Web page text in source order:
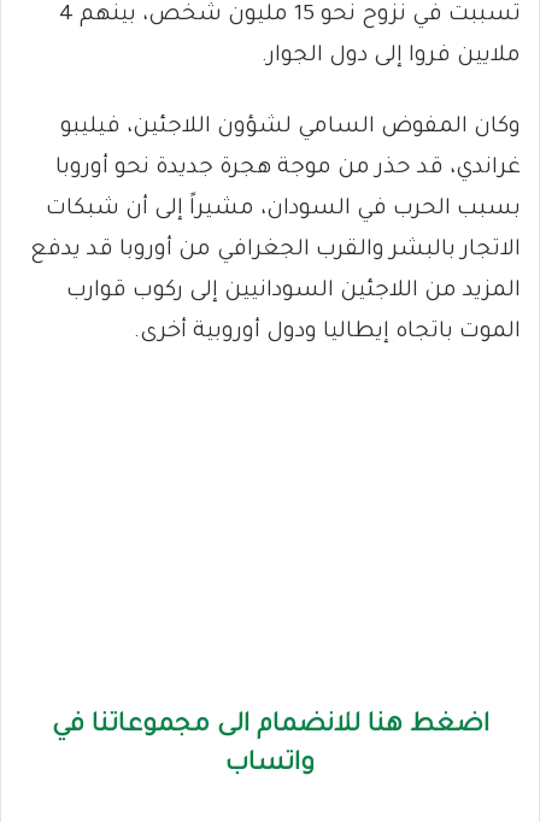
تسببت في نزوح نحو 15 مليون شخص، بينهم 4
ملايين فروا إلى دول الجوار.
وكان المفوض السامي لشؤون اللاجئين، فيليبو
غراندي، قد حذر من موجة هجرة جديدة نحو أوروبا
بسبب الحرب في السودان، مشيراً إلى أن شبكات
الاتجار بالبشر والقرب الجغرافي من أوروبا قد يدفع
المزيد من اللاجئين السودانيين إلى ركوب قوارب
الموت باتجاه إيطاليا ودول أوروبية أخرى.
اضغط هنا للانضمام الى مجموعاتنا في
واتساب